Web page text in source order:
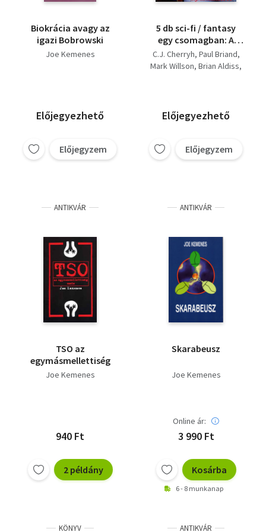
Biokrácia avagy az
igazi Bobrowski
Joe Kemenes
Előjegyezhető
Előjegyzem
5 db sci-fi / fantasy
egy csomagban: A
pokol légiói - Fanfár a
harcosokért - A
TSO
C.J. Cherryh Paul Briand
Mark Willson Brian Aldiss
Előjegyezhető
Előjegyzem
ANTIKVÁR
TSO az
egymásmellettiség
Joe Kemenes
940 Ft
2 példány
ANTIKVÁR
Skarabeusz
Joe Kemenes
Online ár:
3 990 Ft
Kosárba
6 - 8 munkanap
KÖNYV ANTIKVÁR